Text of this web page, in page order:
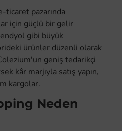
ticaret pazarında
için güçlü bir gelir
gibi büyük
ürünler düzenli olarak
geniş tedarikçi
kâr marjıyla satış yapın,
kargolar.
Neden